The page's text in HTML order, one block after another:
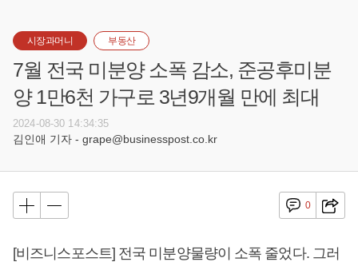
시장과머니 부동산
7월 전국 미분양 소폭 감소, 준공후미분
양 1만6천 가구로 3년9개월 만에 최대
2024-08-30 14:34:35
김인애 기자 - grape@businesspost.co.kr
0
[비즈니스포스트] 전국 미분양물량이 소폭 줄었다. 그러